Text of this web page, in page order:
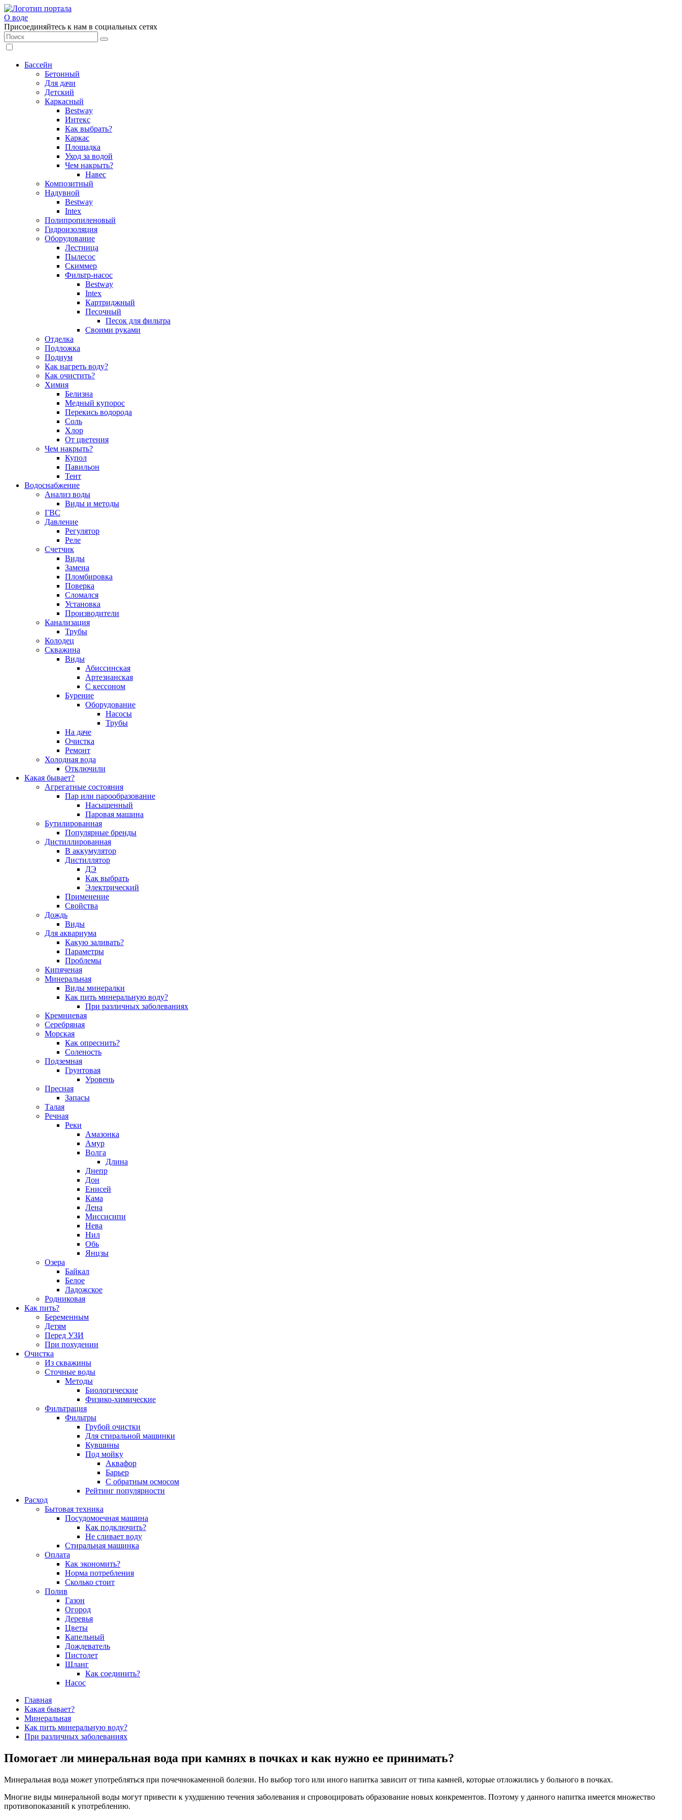
О воде
Присоединяйтесь к нам в социальных сетях
Бассейн
Бетонный
Для дачи
Детский
Каркасный
Bestway
Интекс
Как выбрать?
Каркас
Площадка
Уход за водой
Чем накрыть?
Навес
Композитный
Надувной
Bestway
Intex
Полипропиленовый
Гидроизоляция
Оборудование
Лестница
Пылесос
Скиммер
Фильтр-насос
Bestway
Intex
Картриджный
Песочный
Песок для фильтра
Своими руками
Отделка
Подложка
Подиум
Как нагреть воду?
Как очистить?
Химия
Белизна
Медный купорос
Перекись водорода
Соль
Хлор
От цветения
Чем накрыть?
Купол
Павильон
Тент
Водоснабжение
Анализ воды
Виды и методы
ГВС
Давление
Регулятор
Реле
Счетчик
Виды
Замена
Пломбировка
Поверка
Сломался
Установка
Производители
Канализация
Трубы
Колодец
Скважина
Виды
Абиссинская
Артезианская
С кессоном
Бурение
Оборудование
Насосы
Трубы
На даче
Очистка
Ремонт
Холодная вода
Отключили
Какая бывает?
Агрегатные состояния
Пар или парообразование
Насыщенный
Паровая машина
Бутилированная
Популярные бренды
Дистиллированная
В аккумулятор
Дистиллятор
ДЭ
Как выбрать
Электрический
Применение
Свойства
Дождь
Виды
Для аквариума
Какую заливать?
Параметры
Проблемы
Кипяченая
Минеральная
Виды минералки
Как пить минеральную воду?
При различных заболеваниях
Кремниевая
Серебряная
Морская
Как опреснить?
Соленость
Подземная
Грунтовая
Уровень
Пресная
Запасы
Талая
Речная
Реки
Амазонка
Амур
Волга
Длина
Днепр
Дон
Енисей
Кама
Лена
Миссисипи
Нева
Нил
Обь
Янцзы
Озера
Байкал
Белое
Ладожское
Родниковая
Как пить?
Беременным
Детям
Перед УЗИ
При похудении
Очистка
Из скважины
Сточные воды
Методы
Биологические
Физико-химические
Фильтрация
Фильтры
Грубой очистки
Для стиральной машинки
Кувшины
Под мойку
Аквафор
Барьер
С обратным осмосом
Рейтинг популярности
Расход
Бытовая техника
Посудомоечная машина
Как подключить?
Не сливает воду
Стиральная машинка
Оплата
Как экономить?
Норма потребления
Сколько стоит
Полив
Газон
Огород
Деревья
Цветы
Капельный
Дождеватель
Пистолет
Шланг
Как соединить?
Насос
Главная
Какая бывает?
Минеральная
Как пить минеральную воду?
При различных заболеваниях
Помогает ли минеральная вода при камнях в почках и как нужно ее принимать?
Минеральная вода может употребляться при почечнокаменной болезни. Но выбор того или иного напитка зависит от типа камней, которые отложились у больного в почках.
Многие виды минеральной воды могут привести к ухудшению течения заболевания и спровоцировать образование новых конкрементов. Поэтому у данного напитка имеется множество
противопоказаний к употреблению.